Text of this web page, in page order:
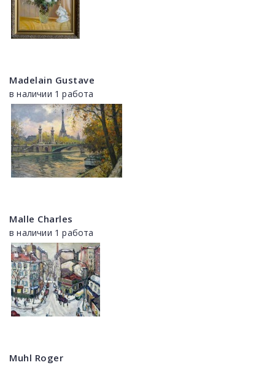
Madelain Gustave
в наличии 1 работа
Malle Charles
в наличии 1 работа
Muhl Roger